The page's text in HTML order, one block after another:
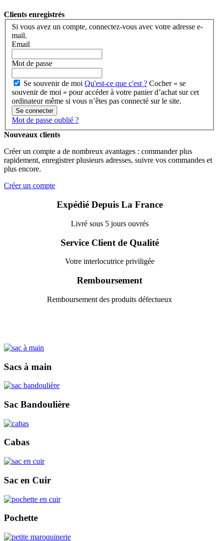
Clients enregistrés
Si vous avez un compte, connectez-vous avec votre adresse e-
mail.
Email
Mot de passe
Se souvenir de moi Qu'est-ce que c'est ? Cocher « se
souvenir de moi » pour accéder à votre panier d’achat sur cet
ordinateur même si vous n’êtes pas connecté sur le site.
Se connecter
Mot de passe oublié ?
Nouveaux clients
Créer un compte a de nombreux avantages : commander plus
rapidement, enregistrer plusieurs adresses, suivre vos commandes et
plus encore.
Créer un compte
Expédié Depuis La France
Livré sous 5 jours ouvrés
Service Client de Qualité
Votre interlocutrice priviligée
Remboursement
Remboursement des produits défectueux
Sacs à main
Sac Bandoulière
Cabas
Sac en Cuir
Pochette